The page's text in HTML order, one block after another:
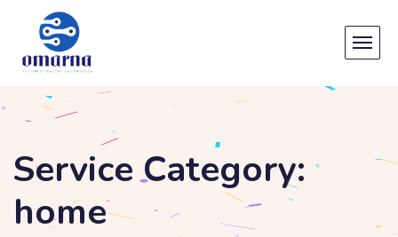
Service Category:
home